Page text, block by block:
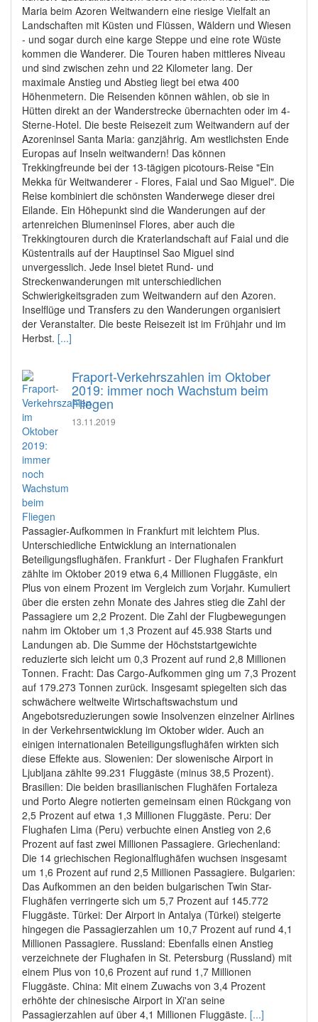
Maria beim Azoren Weitwandern eine riesige Vielfalt an
Landschaften mit Küsten und Flüssen, Wäldern und Wiesen
- und sogar durch eine karge Steppe und eine rote Wüste
kommen die Wanderer. Die Touren haben mittleres Niveau
und sind zwischen zehn und 22 Kilometer lang. Der
maximale Anstieg und Abstieg liegt bei etwa 400
Höhenmetern. Die Reisenden können wählen, ob sie in
Hütten direkt an der Wanderstrecke übernachten oder im 4-
Sterne-Hotel. Die beste Reisezeit zum Weitwandern auf der
Azoreninsel Santa Maria: ganzjährig. Am westlichsten Ende
Europas auf Inseln weitwandern! Das können
Trekkingfreunde bei der 13-tägigen picotours-Reise "Ein
Mekka für Weitwanderer - Flores, Faial und Sao Miguel". Die
Reise kombiniert die schönsten Wanderwege dieser drei
Eilande. Ein Höhepunkt sind die Wanderungen auf der
artenreichen Blumeninsel Flores, aber auch die
Trekkingtouren durch die Kraterlandschaft auf Faial und die
Küstentrails auf der Hauptinsel Sao Miguel sind
unvergesslich. Jede Insel bietet Rund- und
Streckenwanderungen mit unterschiedlichen
Schwierigkeitsgraden zum Weitwandern auf den Azoren.
Inselflüge und Transfers zu den Wanderungen organisiert
der Veranstalter. Die beste Reisezeit ist im Frühjahr und im
Herbst. [...]
Fraport-Verkehrszahlen im Oktober
2019: immer noch Wachstum beim
Fliegen
13.11.2019
Passagier-Aufkommen in Frankfurt mit leichtem Plus.
Unterschiedliche Entwicklung an internationalen
Beteiligungsflughäfen. Frankfurt - Der Flughafen Frankfurt
zählte im Oktober 2019 etwa 6,4 Millionen Fluggäste, ein
Plus von einem Prozent im Vergleich zum Vorjahr. Kumuliert
über die ersten zehn Monate des Jahres stieg die Zahl der
Passagiere um 2,2 Prozent. Die Zahl der Flugbewegungen
nahm im Oktober um 1,3 Prozent auf 45.938 Starts und
Landungen ab. Die Summe der Höchststartgewichte
reduzierte sich leicht um 0,3 Prozent auf rund 2,8 Millionen
Tonnen. Fracht: Das Cargo-Aufkommen ging um 7,3 Prozent
auf 179.273 Tonnen zurück. Insgesamt spiegelten sich das
schwächere weltweite Wirtschaftswachstum und
Angebotsreduzierungen sowie Insolvenzen einzelner Airlines
in der Verkehrsentwicklung im Oktober wider. Auch an
einigen internationalen Beteiligungsflughäfen wirkten sich
diese Effekte aus. Slowenien: Der slowenische Airport in
Ljubljana zählte 99.231 Fluggäste (minus 38,5 Prozent).
Brasilien: Die beiden brasilianischen Flughäfen Fortaleza
und Porto Alegre notierten gemeinsam einen Rückgang von
2,5 Prozent auf etwa 1,3 Millionen Fluggäste. Peru: Der
Flughafen Lima (Peru) verbuchte einen Anstieg von 2,6
Prozent auf fast zwei Millionen Passagiere. Griechenland:
Die 14 griechischen Regionalflughäfen wuchsen insgesamt
um 1,6 Prozent auf rund 2,5 Millionen Passagiere. Bulgarien:
Das Aufkommen an den beiden bulgarischen Twin Star-
Flughäfen verringerte sich um 5,7 Prozent auf 145.772
Fluggäste. Türkei: Der Airport in Antalya (Türkei) steigerte
hingegen die Passagierzahlen um 10,7 Prozent auf rund 4,1
Millionen Passagiere. Russland: Ebenfalls einen Anstieg
verzeichnete der Flughafen in St. Petersburg (Russland) mit
einem Plus von 10,6 Prozent auf rund 1,7 Millionen
Fluggäste. China: Mit einem Zuwachs von 3,4 Prozent
erhöhte der chinesische Airport in Xi'an seine
Passagierzahlen auf über 4,1 Millionen Fluggäste. [...]